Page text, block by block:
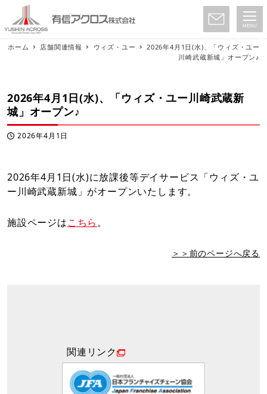
MENU
ホーム 店舗関連情報 ウィズ・ユー
2026年4月1日(水)、「ウィズ・ユー
川崎武蔵新城」オープン♪
2026年4月1日(水)、「ウィズ・ユー川崎武蔵新
城」オープン♪
投稿日2026年4月1日
2026年4月1日(水)に放課後等デイサービス「ウィズ・ユ
ー川崎武蔵新城」がオープンいたします。
施設ページはこちら。
＞＞前のページへ戻る
関連リンク